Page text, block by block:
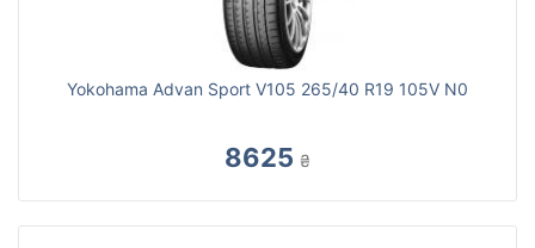
Yokohama Advan Sport V105 265/40 R19 105V N0
8625 ₴